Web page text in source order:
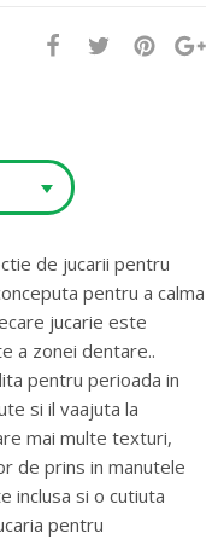
de jucarii pentru
pentru a calma
jucarie este
a zonei dentare..
pentru perioada in
si il vaajuta la
mai multe texturi,
de prins in manutele
inclusa si o cutiuta
pentru